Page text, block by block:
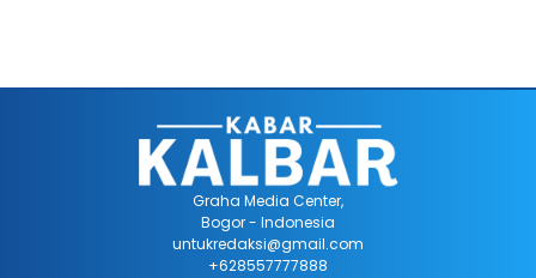
Graha Media Center,
Bogor - Indonesia
untukredaksi@gmail.com
+628557777888